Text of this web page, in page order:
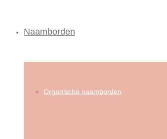
Naamborden
Organische naamborden